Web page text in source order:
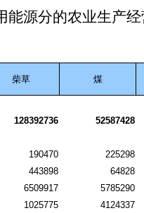
能源分的农业生产
柴草 煤
128392736 52587428
190470
225298
443898
64828
6509917
5785290
1025775
4124337